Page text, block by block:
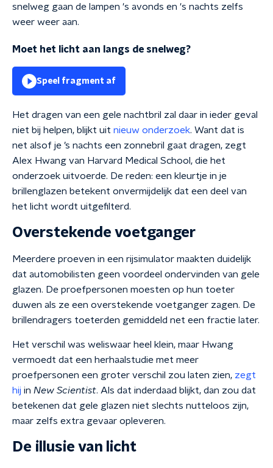
snelweg gaan de lampen 's avonds en 's nachts zelfs
weer weer aan.
Moet het licht aan langs de snelweg?
Speel fragment af
Het dragen van een gele nachtbril zal daar in ieder geval
niet bij helpen, blijkt uit nieuw onderzoek. Want dat is
net alsof je ’s nachts een zonnebril gaat dragen, zegt
Alex Hwang van Harvard Medical School, die het
onderzoek uitvoerde. De reden: een kleurtje in je
brillenglazen betekent onvermijdelijk dat een deel van
het licht wordt uitgefilterd.
Overstekende voetganger
Meerdere proeven in een rijsimulator maakten duidelijk
dat automobilisten geen voordeel ondervinden van gele
glazen. De proefpersonen moesten op hun toeter
duwen als ze een overstekende voetganger zagen. De
brillendragers toeterden gemiddeld net een fractie later.
Het verschil was weliswaar heel klein, maar Hwang
vermoedt dat een herhaalstudie met meer
proefpersonen een groter verschil zou laten zien, zegt
hij in New Scientist. Als dat inderdaad blijkt, dan zou dat
betekenen dat gele glazen niet slechts nutteloos zijn,
maar zelfs extra gevaar opleveren.
De illusie van licht